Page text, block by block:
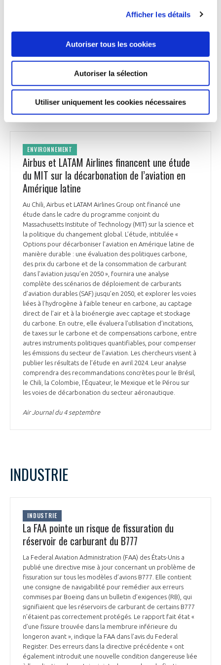
Afficher les détails
Autoriser tous les cookies
Autoriser la sélection
Utiliser uniquement les cookies nécessaires
l’Union européenne n’a été en mesure de dégager que 10
Le Figaro du 4 septembre
ENVIRONNEMENT
ENVIRONNEMENT
Airbus et LATAM Airlines financent une étude
du MIT sur la décarbonation de l’aviation en
Amérique latine
Au Chili, Airbus et LATAM Airlines Group ont financé une
étude dans le cadre du programme conjoint du
Massachusetts Institute of Technology (MIT) sur la science et
la politique du changement global. L’étude, intitulée «
Options pour décarboniser l’aviation en Amérique latine de
manière durable : une évaluation des politiques carbone,
des prix du carbone et de la consommation de carburant
dans l’aviation jusqu’en 2050 », fournira une analyse
complète des scénarios de déploiement de carburants
d’aviation durables (SAF) jusqu’en 2050, et explorer les voies
liées à l’hydrogène à faible teneur en carbone, au captage
direct de l’air et à la bioénergie avec captage et stockage
du carbone. En outre, elle évaluera l’utilisation d’incitations,
de taxes sur le carbone et de compensations carbone, entre
autres instruments politiques quantifiables, pour compenser
les émissions du secteur de l’aviation. Les chercheurs visent à
publier les résultats de l’étude en avril 2024. Leur analyse
comprendra des recommandations concrètes pour le Brésil,
le Chili, la Colombie, l’Équateur, le Mexique et le Pérou sur
les voies de décarbonation du secteur aéronautique.
Air Journal du 4 septembre
INDUSTRIE
INDUSTRIE
La FAA pointe un risque de fissuration du
réservoir de carburant du B777
La Federal Aviation Administration (FAA) des États-Unis a
publié une directive mise à jour concernant un problème de
fissuration sur tous les modèles d’avions B777. Elle contient
une consigne de navigabilité pour remédier aux erreurs
commises par Boeing dans un bulletin d’exigences (RB), qui
signifiaient que les réservoirs de carburant de certains B777
n’étaient pas correctement protégés. Le rapport fait état «
d’une fissure trouvée dans la membrure inférieure du
longeron avant », indique la FAA dans l’avis du Federal
Register. Des erreurs dans la directive précédente « ont
également introduit une nouvelle condition dangereuse liée